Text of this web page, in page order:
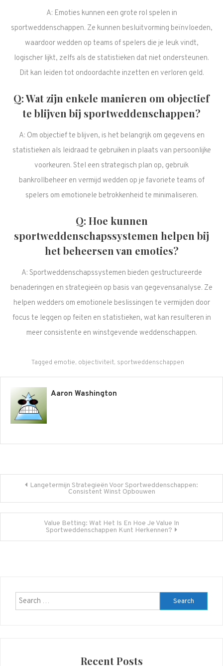
A: Emoties kunnen een grote rol spelen in
sportweddenschappen. Ze kunnen besluitvorming beïnvloeden,
waardoor wedden op teams of spelers die je leuk vindt,
logischer lijkt, zelfs als de statistieken dat niet ondersteunen.
Dit kan leiden tot ondoordachte inzetten en verloren geld.
Q: Wat zijn enkele manieren om objectief
te blijven bij sportweddenschappen?
A: Om objectief te blijven, is het belangrijk om gegevens en
statistieken als leidraad te gebruiken in plaats van persoonlijke
voorkeuren. Stel een strategisch plan op, gebruik
bankrollbeheer en vermijd wedden op je favoriete teams of
spelers om emotionele betrokkenheid te minimaliseren.
Q: Hoe kunnen
sportweddenschapssystemen helpen bij
het beheersen van emoties?
A: Sportweddenschapssystemen bieden gestructureerde
benaderingen en strategieën op basis van gegevensanalyse. Ze
helpen wedders om emotionele beslissingen te vermijden door
focus te leggen op feiten en statistieken, wat kan resulteren in
meer consistente en winstgevende weddenschappen.
Tagged emotie, objectiviteit, sportweddenschappen
Aaron Washington
Post
navigation
Langetermijn Strategieën Voor Sportweddenschappen:
Consistent Winst Opbouwen
Value Betting: Wat Het Is En Hoe Je Value In
Sportweddenschappen Kunt Herkennen?
Search
for:
Recent Posts